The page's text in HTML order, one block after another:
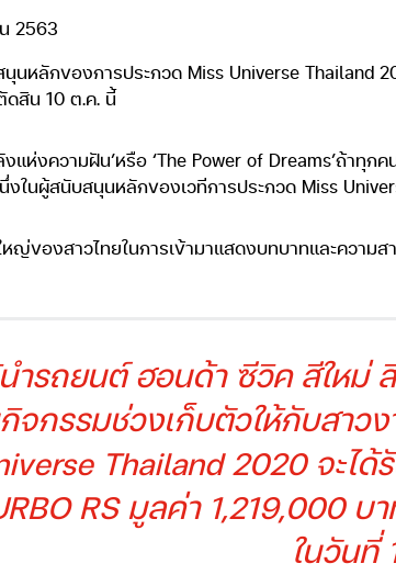
2563
นหลักของการประกวด Miss Universe Thailand
ดสิน 10 ต.ค. นี้
งแห่งความฝัน’หรือ ‘The Power of Dreams’ถ้า
งในผู้สนับสนุนหลักของเวทีการประกวด Miss
ญ่ของสาวไทยในการเข้ามาแสดงบทบาทและความส
ำรถยนต์ ฮอนด้า ซีวิค สีใหม่
จกรรมช่วงเก็บตัวให้กับสา
Thailand 2020 จะไ
RS มูลค่า 1,219,000
ในวันที่